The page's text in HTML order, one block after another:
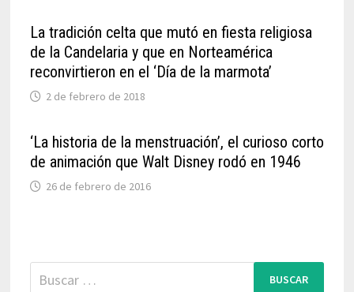
La tradición celta que mutó en fiesta religiosa
de la Candelaria y que en Norteamérica
reconvirtieron en el ‘Día de la marmota’
2 de febrero de 2018
‘La historia de la menstruación’, el curioso corto
de animación que Walt Disney rodó en 1946
26 de febrero de 2016
Buscar: